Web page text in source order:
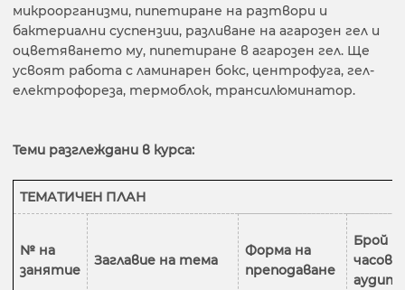
микроорганизми, пипетиране на разтвори и
бактериални суспензии, разливане на агарозен гел и
оцветяването му, пипетиране в агарозен гел. Ще
усвоят работа с ламинарен бокс, центрофуга, гел-
електрофореза, термоблок, трансилюминатор.
Теми разглеждани в курса:
ТЕМАТИЧЕН ПЛАН
№ на
занятие
Заглавие на тема
Форма на
преподаване
Брой
часове